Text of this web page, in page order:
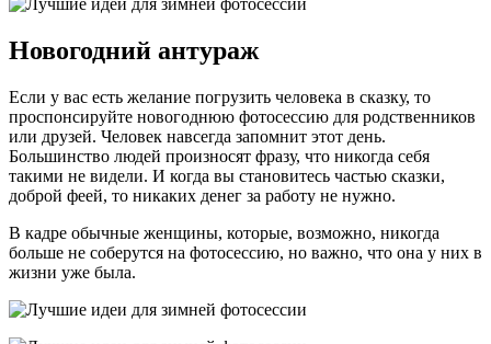
Новогодний антураж
Если у вас есть желание погрузить человека в сказку, то
проспонсируйте новогоднюю фотосессию для родственников
или друзей. Человек навсегда запомнит этот день.
Большинство людей произносят фразу, что никогда себя
такими не видели. И когда вы становитесь частью сказки,
доброй феей, то никаких денег за работу не нужно.
В кадре обычные женщины, которые, возможно, никогда
больше не соберутся на фотосессию, но важно, что она у них в
жизни уже была.